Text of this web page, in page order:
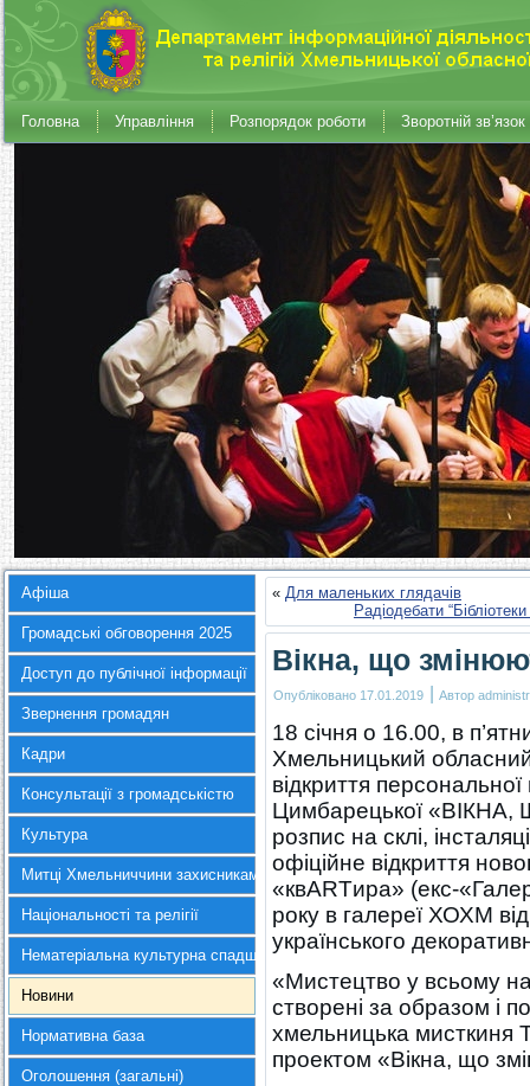
Головна Управління Розпорядок роботи Зворотній зв’язок
Афіша
Громадські обговорення 2025
Доступ до публічної інформації
Звернення громадян
Кадри
Консультації з громадськістю
Культура
Митці Хмельниччини захисникам України
Національності та релігії
Нематеріальна культурна спадщина
Новини
Нормативна база
Оголошення (загальні)
« Для маленьких глядачів
Радіодебати
Вікна, що
Опубліковано 17.01.2019 | Автор
18 січня о 16.00, в
Хмельницький
відкриття
Цимбарецької
розпис на склі,
офіційне відкриття
«квARTира» (екс-
року в галереї ХОХМ
українського
«Мистецтво у всьому
створені за образом і
хмельницька мисткиня
проектом «Вікна, що